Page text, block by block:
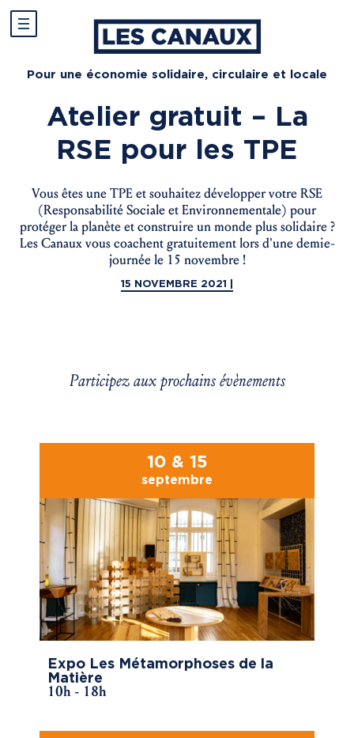
Pour une économie solidaire, circulaire et locale
Atelier gratuit – La
RSE pour les TPE
Vous êtes une TPE et souhaitez développer votre RSE
(Responsabilité Sociale et Environnementale) pour
protéger la planète et construire un monde plus solidaire ?
Les Canaux vous coachent gratuitement lors d’une demie-
journée le 15 novembre !
15 NOVEMBRE 2021 |
Participez aux prochains évènements
10 & 15
septembre
Expo Les Métamorphoses de la
Matière
10h - 18h